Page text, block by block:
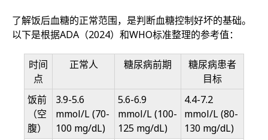
了解饭后血糖的正常范围，是判断血糖控制好坏的基础。
以下是根据ADA（2024）和WHO标准整理的参考值：
时间
点
正常人 糖尿病前期
糖尿病患者
目标
饭前
（空
腹）
3.9-5.6
mmol/L (70-
100 mg/dL)
5.6-6.9
mmol/L (100-
125 mg/dL)
4.4-7.2
mmol/L (80-
130 mg/dL)